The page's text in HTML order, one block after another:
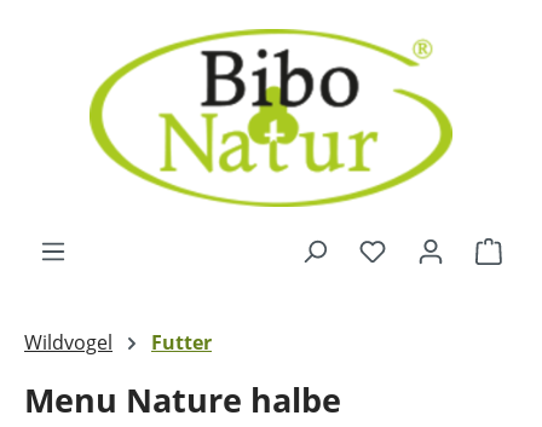
Zum Hauptinhalt springen
Wildvogel Futter
Menu Nature halbe